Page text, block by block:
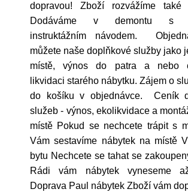
dopravou! Zboží rozvážíme také
Dodáváme v demontu s
instruktážním návodem.
můžete naše doplňkové služby jako
místě, výnos do patra a nebo
likvidaci starého nábytku. Zájem o
do košíku v objednávce. Ceník
služeb - výnos, ekolikvidace a
místě Pokud se nechcete trápit s
Vám sestavíme nábytek na místě
bytu Nechcete se tahat se
Rádi vám nábytek vyneseme
Doprava Paul nábytek Zboží vám